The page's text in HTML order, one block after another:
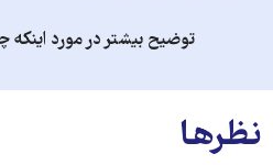
توضیح بیشتر در مورد اینکه
نظرها